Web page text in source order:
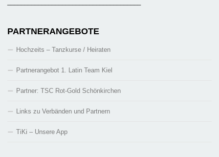
PARTNERANGEBOTE
Hochzeits – Tanzkurse / Heiraten
Partnerangebot 1. Latin Team Kiel
Partner: TSC Rot-Gold Schönkirchen
Links zu Verbänden und Partnern
TiKi – Unsere App